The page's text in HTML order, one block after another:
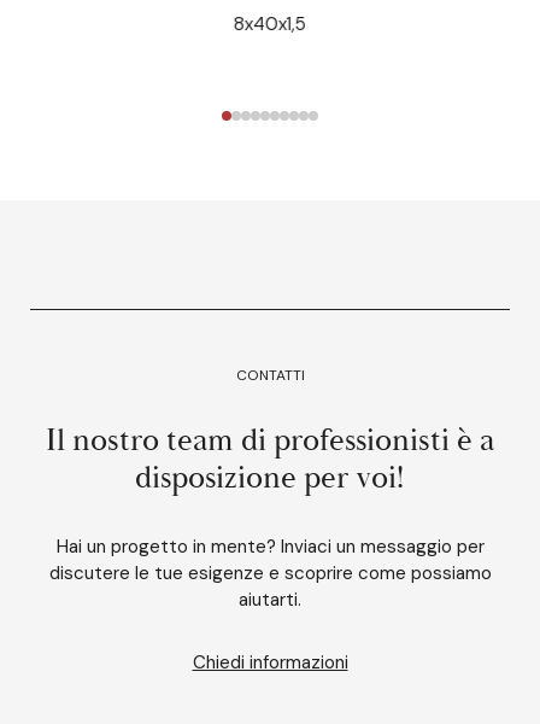
8x40x1,5
CONTATTI
Il nostro team di professionisti è a
disposizione per voi!
Hai un progetto in mente? Inviaci un messaggio per
discutere le tue esigenze e scoprire come possiamo
aiutarti.
Chiedi informazioni